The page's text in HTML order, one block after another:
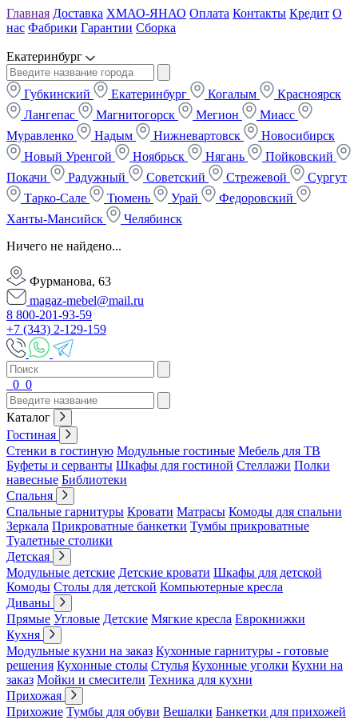
Главная Доставка ХМАО-ЯНАО Оплата Контакты Кредит О
нас Фабрики Гарантии Сборка
Екатеринбург
Губкинский Екатеринбург Когалым
Красноярск
Лангепас
Магнитогорск Мегион
Миасс
Муравленко
Надым Нижневартовск
Новосибирск
Новый Уренгой
Ноябрьск Нягань
Пойковский
Покачи
Радужный Советский Стрежевой
Сургут
Тарко-Сале
Тюмень Урай
Федоровский
Ханты-Мансийск
Челябинск
Ничего не найдено...
Фурманова, 63
magaz-mebel@mail.ru
8 800-201-93-59
+7 (343) 2-129-159
0 0
Каталог
Гостиная
Стенки в гостиную Модульные гостиные Мебель для ТВ
Буфеты и серванты Шкафы для гостиной Стеллажи Полки
навесные Библиотеки
Спальня
Спальные гарнитуры Кровати Матрасы Комоды для спальни
Зеркала Прикроватные банкетки Тумбы прикроватные
Туалетные столики
Детская
Модульные детские Детские кровати Шкафы для детской
Комоды Столы для детской Компьютерные кресла
Диваны
Прямые Угловые Детские Мягкие кресла Еврокнижки
Кухня
Модульные кухни на заказ Кухонные гарнитуры - готовые
решения Кухонные столы Стулья Кухонные уголки Кухни на
заказ Мойки и смесители Техника для кухни
Прихожая
Прихожие Тумбы для обуви Вешалки Банкетки для прихожей